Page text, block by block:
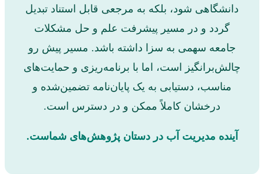
دانشگاهی شود، بلکه به مرجعی قابل استناد تبدیل
گردد و در مسیر پیشرفت علم و حل مشکلات
جامعه سهمی به سزا داشته باشد. مسیر پیش رو
چالش‌برانگیز است، اما با برنامه‌ریزی و حمایت‌های
مناسب، دستیابی به یک پایان‌نامه تضمین‌شده و
درخشان کاملاً ممکن و در دسترس است.
آینده مدیریت آب در دستان پژوهش‌های شماست.